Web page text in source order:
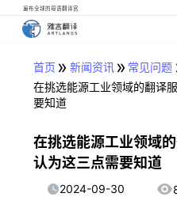
遍布全球的母语翻译官
首页 » 新闻资讯» 常见问题
在挑选能源工业领域的翻译
要知道
在挑选能源工业领域
认为这三点需要知道
2024-09-30